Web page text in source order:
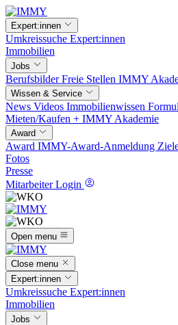
Expert:innen
Umkreissuche Expert:innen
Immobilien
Jobs
BerufsbilderFreie Stellen IMMY
Wissen & Service
News Videos Immobilienwissen
Mieten/Kaufen + IMMY Akademie
Award
Award IMMY-Award-Anmeldung
Fotos
Presse
Mitarbeiter Login
Open menu
Close menu
Expert:innen
Umkreissuche Expert:innen
Immobilien
Jobs